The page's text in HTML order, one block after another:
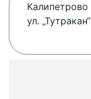
Калипетрово
ул.